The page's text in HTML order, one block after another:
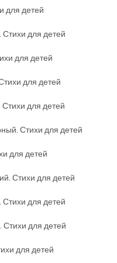
для детей
Стихи для детей
для детей
для детей
для детей
Стихи для детей
для детей
Стихи для детей
Стихи для детей
Стихи для детей
для детей